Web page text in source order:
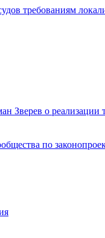
требованиям
о реализации
по